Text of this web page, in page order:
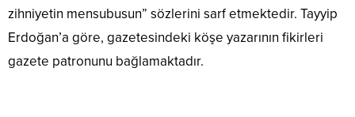
zihniyetin mensubusun” sözlerini sarf etmektedir. Tayyip
Erdoğan’a göre, gazetesindeki köşe yazarının fikirleri
gazete patronunu bağlamaktadır.